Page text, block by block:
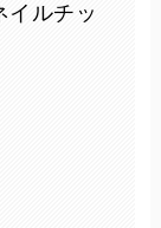
イルチッ